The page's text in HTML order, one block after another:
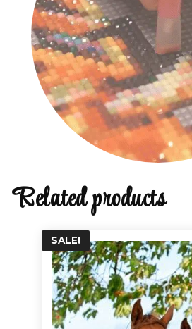
Related products
SALE!